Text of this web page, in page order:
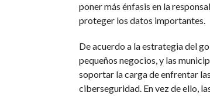
poner más énfasis en la
proteger los datos importantes.
De acuerdo a la estrategia del
pequeños negocios, y las
soportar la carga de enfrentar
ciberseguridad. En vez de ello,